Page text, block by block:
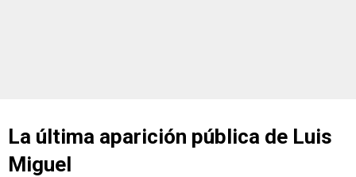
La última aparición pública de Luis
Miguel